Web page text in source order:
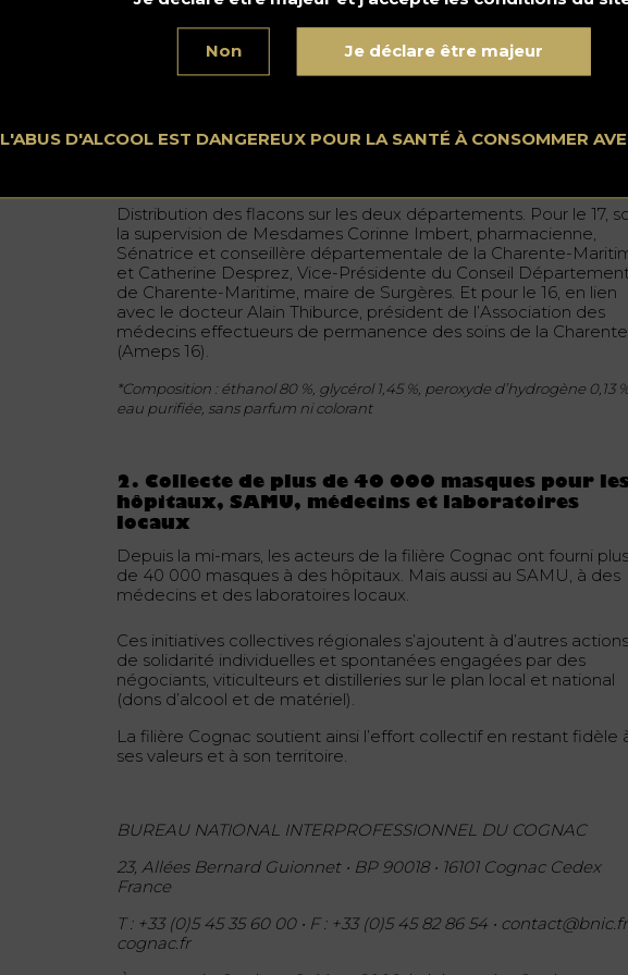
Non Je déclare être majeur
L'ABUS D'ALCOOL EST DANGEREUX POUR LA SANTÉ À CONSOMMER
Fourniture d’alcool neutre à 96 ° par les maisons de Cognac et
viticulteurs qui en disposent,
Distribution des flacons sur les deux départements. Pour le 17,
la supervision de Mesdames Corinne Imbert, pharmacienne,
Sénatrice et conseillère départementale de la Charente-
et Catherine Desprez, Vice-Présidente du Conseil
de Charente-Maritime, maire de Surgères. Et pour le 16, en lien
avec le docteur Alain Thiburce, président de l’Association des
médecins effectueurs de permanence des soins de la Charente
(Ameps 16).
*Composition : éthanol 80 %, glycérol 1,45 %, peroxyde d’hydrogène 0,13
eau purifiée, sans parfum ni colorant
2. Collecte de plus de 40 000 masques pour
hôpitaux, SAMU, médecins et laboratoires
locaux
Depuis la mi-mars, les acteurs de la filière Cognac ont fourni plus
de 40 000 masques à des hôpitaux. Mais aussi au SAMU, à des
médecins et des laboratoires locaux.
Ces initiatives collectives régionales s’ajoutent à d’autres actions
de solidarité individuelles et spontanées engagées par des
négociants, viticulteurs et distilleries sur le plan local et national
(dons d’alcool et de matériel).
La filière Cognac soutient ainsi l’effort collectif en restant fidèle
ses valeurs et à son territoire.
BUREAU NATIONAL INTERPROFESSIONNEL DU COGNAC
23, Allées Bernard Guionnet • BP 90018 • 16101 Cognac Cedex
France
T : +33 (0)5 45 35 60 00 • F : +33 (0)5 45 82 86 54 • contact@bnic.fr
cognac.fr